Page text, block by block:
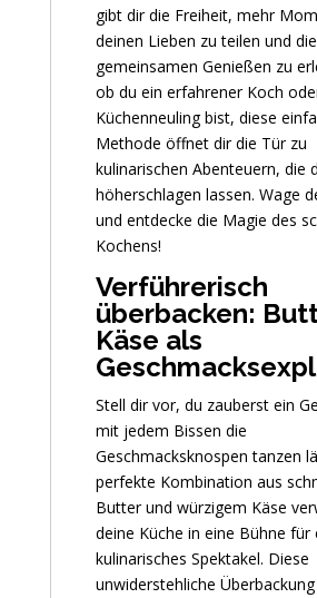
gibt dir die Freiheit, mehr
deinen Lieben zu teilen und
gemeinsamen Genießen zu
ob du ein erfahrener Koch
Küchenneuling bist, diese
Methode öffnet dir die Tür zu
kulinarischen Abenteuern, die
höherschlagen lassen. Wage
und entdecke die Magie des
Kochens!
Verführerisch
überbacken:
Käse als
Stell dir vor, du zauberst ein
mit jedem Bissen die
Geschmacksknospen tanzen
perfekte Kombination aus
Butter und würzigem Käse
deine Küche in eine Bühne für
kulinarisches Spektakel. Diese
unwiderstehliche